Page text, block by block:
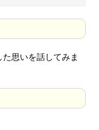
思いを話してみま